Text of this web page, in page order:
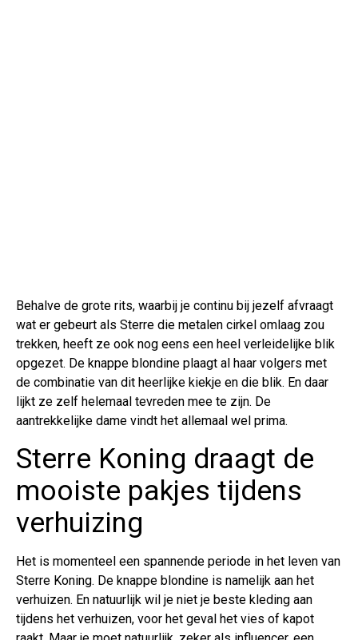
Behalve de grote rits, waarbij je continu bij jezelf afvraagt
wat er gebeurt als Sterre die metalen cirkel omlaag zou
trekken, heeft ze ook nog eens een heel verleidelijke blik
opgezet. De knappe blondine plaagt al haar volgers met
de combinatie van dit heerlijke kiekje en die blik. En daar
lijkt ze zelf helemaal tevreden mee te zijn. De
aantrekkelijke dame vindt het allemaal wel prima.
Sterre Koning draagt de
mooiste pakjes tijdens
verhuizing
Het is momenteel een spannende periode in het leven van
Sterre Koning. De knappe blondine is namelijk aan het
verhuizen. En natuurlijk wil je niet je beste kleding aan
tijdens het verhuizen, voor het geval het vies of kapot